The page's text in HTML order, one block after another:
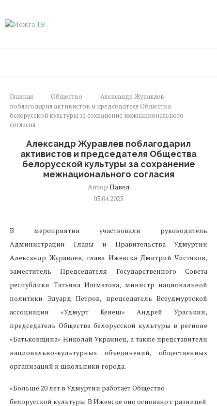
Главная Общество
Александр Журавлев
поблагодарил активистов и председателя Общества
белорусской культуры за сохранение межнационального
согласия
Александр Журавлев поблагодарил
активистов и председателя Общества
белорусской культуры за сохранение
межнационального согласия
Автор Павел
03.04.2025
В мероприятии участвовали руководитель
Администрации Главы и Правительства Удмуртии
Александр Журавлев, глава Ижевска Дмитрий Чистяков,
заместитель Председателя Государственного Совета
республики Татьяна Ишматова, министр национальной
политики Эдуард Петров, председатель Всеудмуртской
ассоциации «Удмурт Кенеш» Андрей Ураськин,
председатель Общества белорусской культуры в регионе
«Батьковщина» Николай Украинец, а также представители
национально-культурных объединений, общественных
организаций и школьники города.
«Больше 20 лет в Удмуртии работает Общество
белорусской культуры. В Ижевске оно основано с разницей